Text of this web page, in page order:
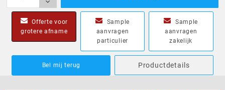
Offerte voor
grotere afname
Sample
aanvragen
particulier
Sample
aanvragen
zakelijk
Bel mij terug Productdetails